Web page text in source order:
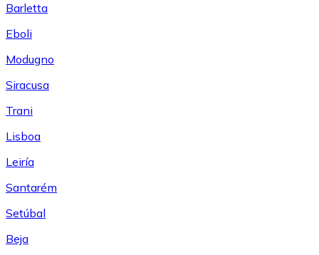
Barletta
Eboli
Modugno
Siracusa
Trani
Lisboa
Leiría
Santarém
Setúbal
Beja